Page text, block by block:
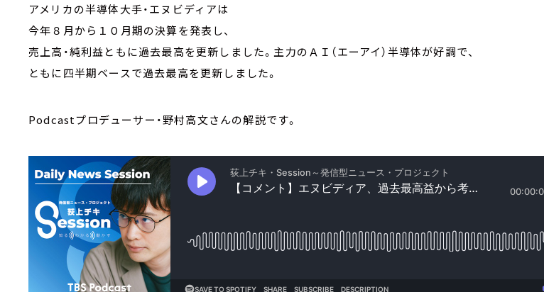
アメリカの半導体大手・エヌビディアは
今年８月から１０月期の決算を発表し、
売上高・純利益ともに過去最高を更新しました。主力のＡＩ（エーアイ）半導体が好調で、
ともに四半期ベースで過去最高を更新しました。
Podcastプロデューサー・野村高文さんの解説です。